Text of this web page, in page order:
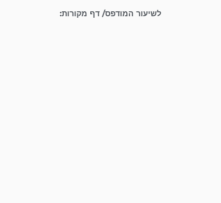
לשיעור המודפס/ דף מקורות: